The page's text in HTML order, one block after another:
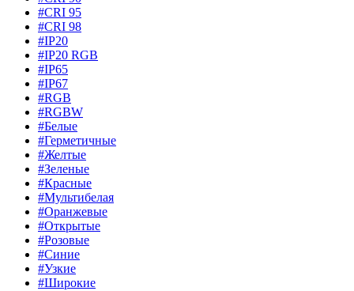
#CRI 95
#CRI 98
#IP20
#IP20 RGB
#IP65
#IP67
#RGB
#RGBW
#Белые
#Герметичные
#Желтые
#Зеленые
#Красные
#Мультибелая
#Оранжевые
#Открытые
#Розовые
#Синие
#Узкие
#Широкие